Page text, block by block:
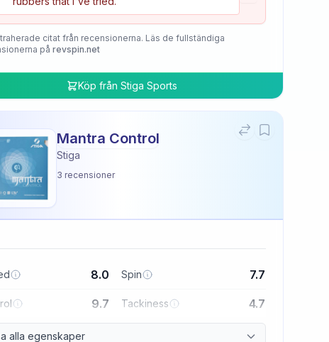
citat från recensionerna. Läs de fullständiga
på revspin.net
Köp från Stiga Sports
Mantra Control
Stiga
3 recensioner
8.0 Spin 7.7
9.7 Tackiness 4.7
alla egenskaper